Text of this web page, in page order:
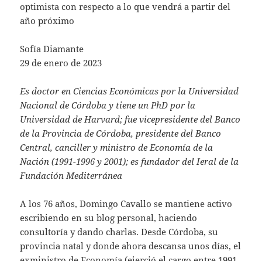
optimista con respecto a lo que vendrá a partir del
año próximo
Sofía Diamante
29 de enero de 2023
Es doctor en Ciencias Económicas por la Universidad
Nacional de Córdoba y tiene un PhD por la
Universidad de Harvard; fue vicepresidente del Banco
de la Provincia de Córdoba, presidente del Banco
Central, canciller y ministro de Economía de la
Nación (1991-1996 y 2001); es fundador del Ieral de la
Fundación Mediterránea
A los 76 años, Domingo Cavallo se mantiene activo
escribiendo en su blog personal, haciendo
consultoría y dando charlas. Desde Córdoba, su
provincia natal y donde ahora descansa unos días, el